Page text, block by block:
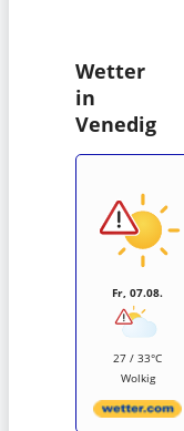
Wetter
in
Venedig
Fr, 07.08.
27 / 33°C
Wolkig